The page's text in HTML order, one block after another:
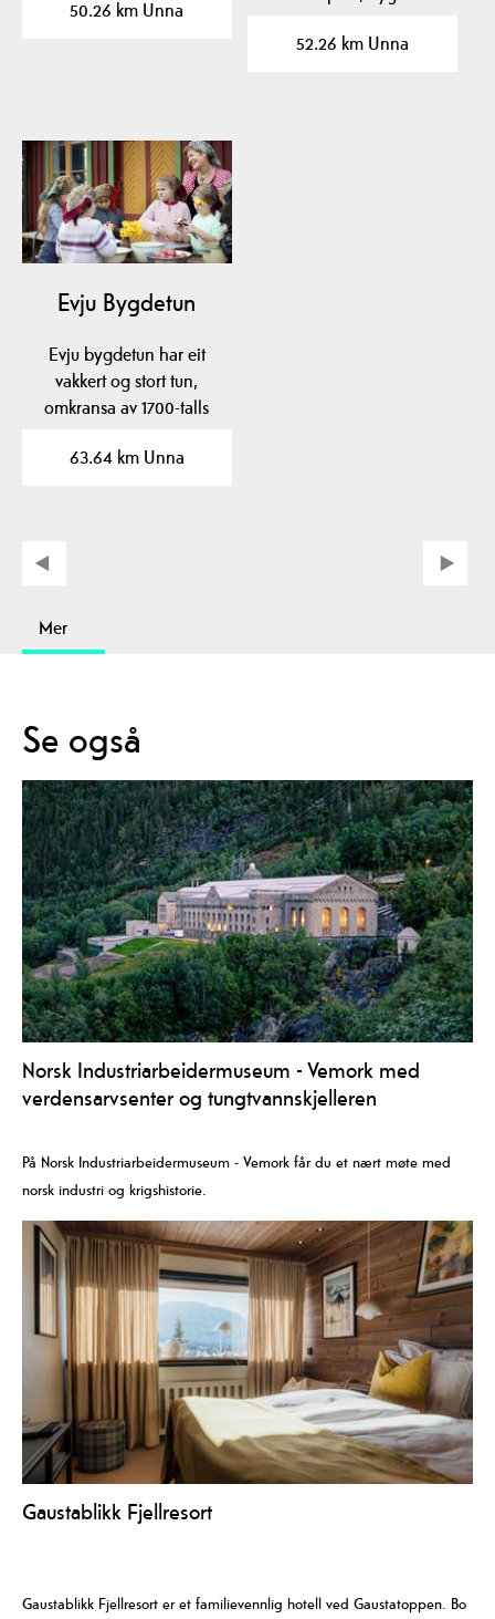
50.26 km Unna
52.26 km Unna
Evju Bygdetun
Evju bygdetun har eit
vakkert og stort tun,
omkransa av 1700-talls
63.64 km Unna
Mer
Se også
Norsk Industriarbeidermuseum - Vemork med
verdensarvsenter og tungtvannskjelleren
På Norsk Industriarbeidermuseum - Vemork får du et nært møte med
norsk industri og krigshistorie.
Gaustablikk Fjellresort
Gaustablikk Fjellresort er et familievennlig hotell ved Gaustatoppen. Bo